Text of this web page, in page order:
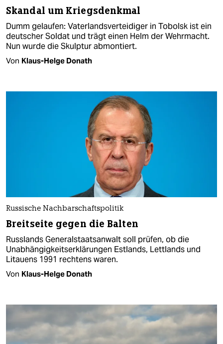
Skandal um Kriegsdenkmal
Dumm gelaufen: Vaterlandsverteidiger in Tobolsk ist ein
deutscher Soldat und trägt einen Helm der Wehrmacht.
Nun wurde die Skulptur abmontiert.
Von Klaus-Helge Donath
Russische Nachbarschaftspolitik
Breitseite gegen die Balten
Russlands Generalstaatsanwalt soll prüfen, ob die
Unabhängigkeitserklärungen Estlands, Lettlands und
Litauens 1991 rechtens waren. ​
Von Klaus-Helge Donath